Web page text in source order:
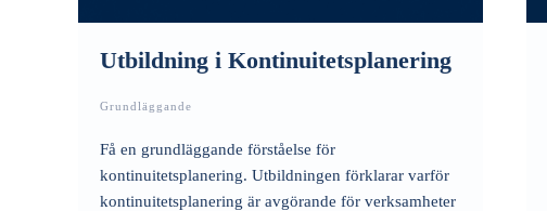
Utbildning i Kontinuitetsplanering
Grundläggande
Få en grundläggande förståelse för
kontinuitetsplanering. Utbildningen förklarar varför
kontinuitetsplanering är avgörande för verksamheter